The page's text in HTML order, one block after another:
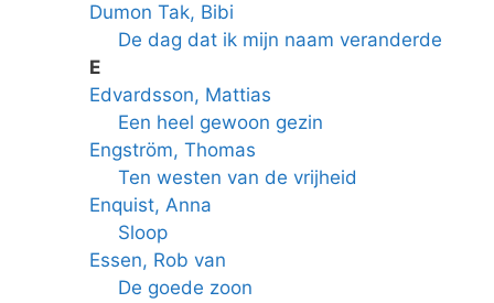
Dumon Tak, Bibi
De dag dat ik mijn naam veranderde
E
Edvardsson, Mattias
Een heel gewoon gezin
Engström, Thomas
Ten westen van de vrijheid
Enquist, Anna
Sloop
Essen, Rob van
De goede zoon